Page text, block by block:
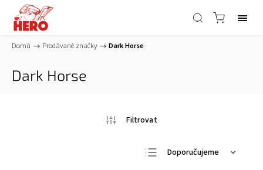
Domů / Prodávané značky / Dark Horse
Dark Horse
Doporučujeme